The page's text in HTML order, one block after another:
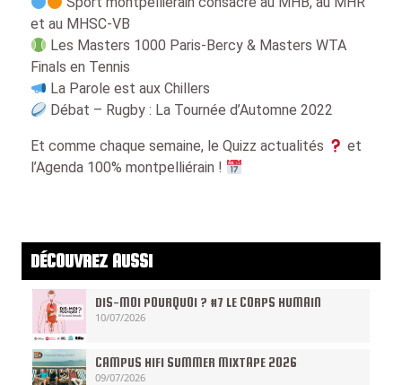
et au MHSC-VB
Les Masters 1000 Paris-Bercy & Masters WTA
Finals en Tennis
La Parole est aux Chillers
Débat – Rugby : La Tournée d’Automne 2022
Et comme chaque semaine, le Quizz actualités
et
l’Agenda 100% montpelliérain !
DÉCOUVREZ AUSSI
DIS-MOI POURQUOI ? #7 LE CORPS HUMAIN
10/07/2026
CAMPUS HIFI SUMMER MIXTAPE 2026
09/07/2026